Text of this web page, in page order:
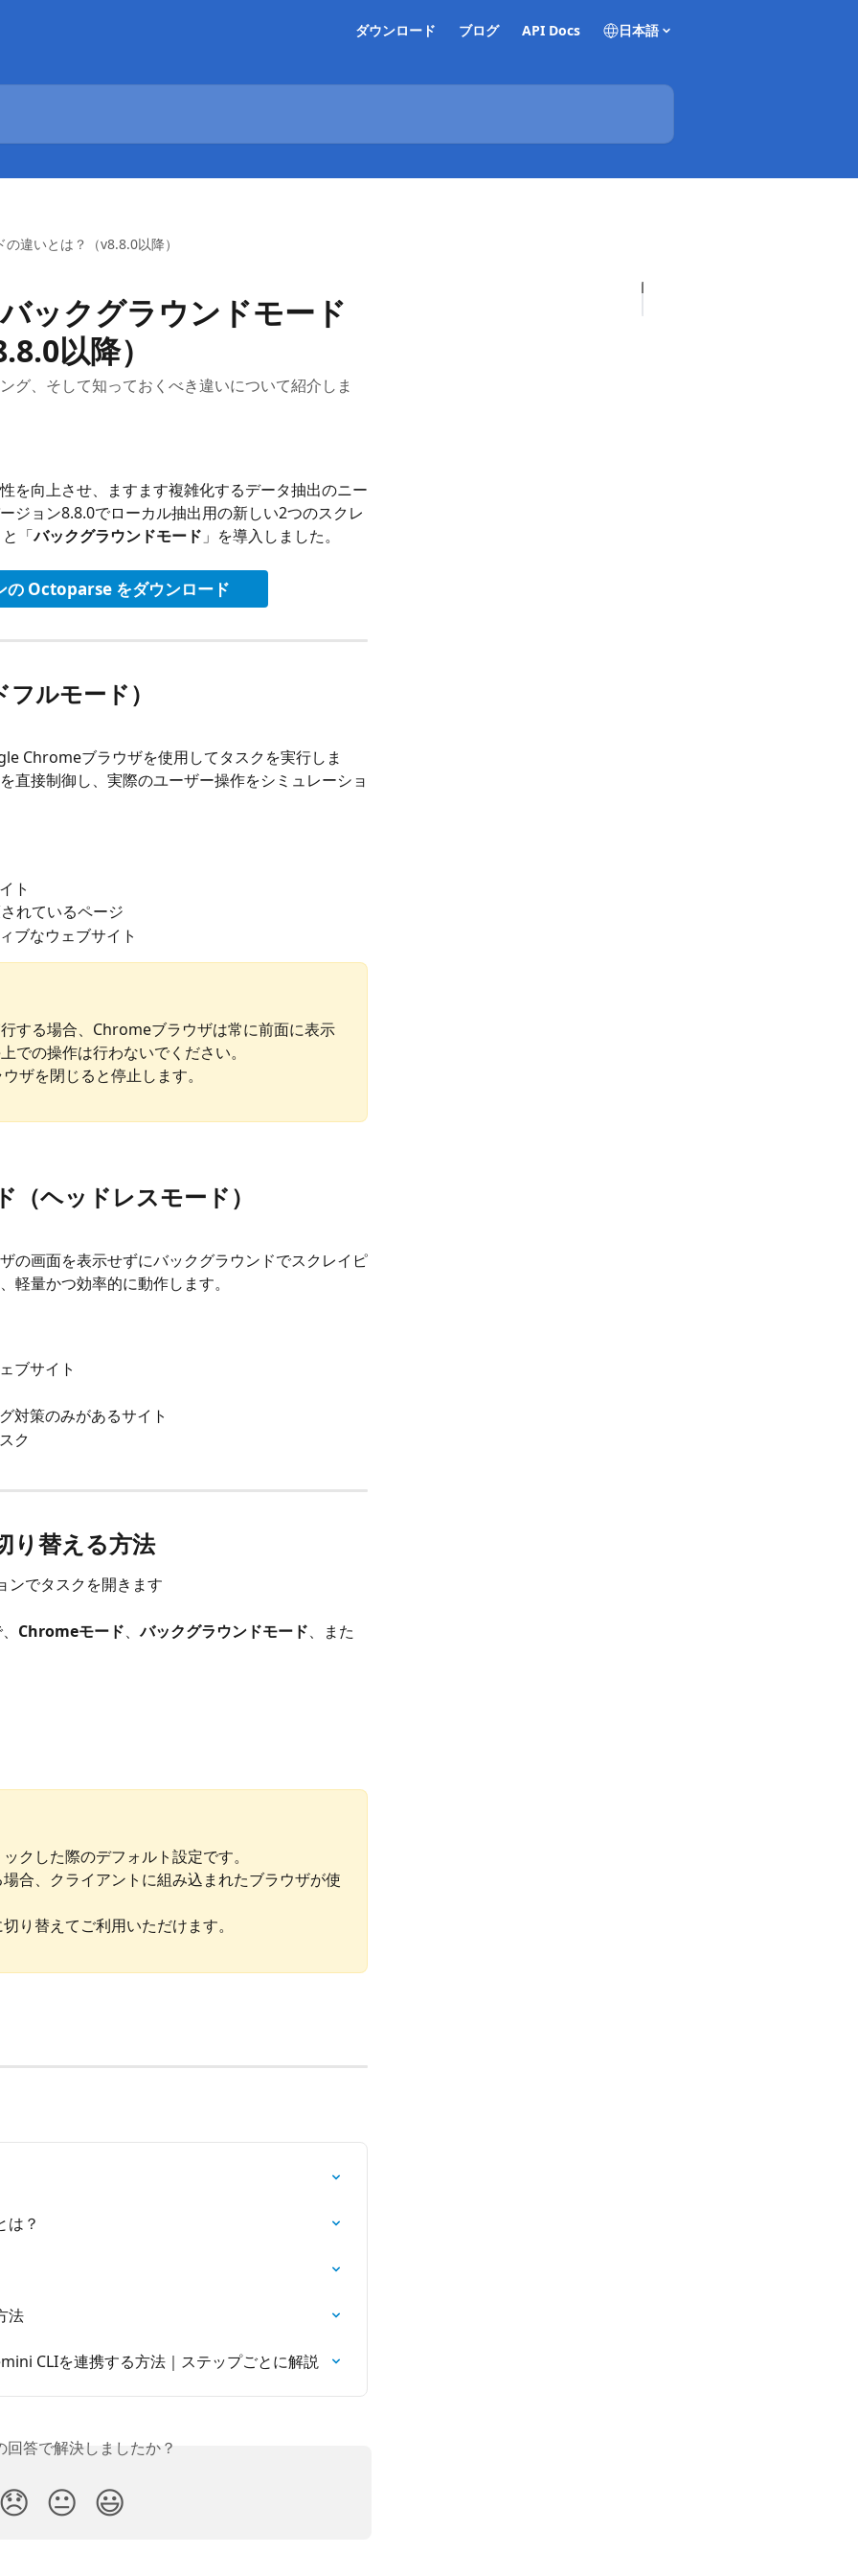
ダウンロード ブログ API Docs 日本語
違いとは？（v8.8.0以降）
ックグラウンドモード
以降）
グ、そして知っておくべき違いについて紹介しま
を向上させ、ますます複雑化するデータ抽出のニー
ジョン8.8.0でローカル抽出用の新しい2つのスクレ
と「バックグラウンドモード 」を導入しました。
の Octoparse をダウンロード
ルモード）
Chromeブラウザを使用してタスクを実行しま
直接制御し、実際のユーザー操作をシミュレーショ
ト
れているページ
ブなウェブサイト
する場合、Chromeブラウザは常に前面に表示
での操作は行わないでください。
ザを閉じると停止します。
（ヘッドレスモード）
の画面を表示せずにバックグラウンドでスクレイピ
軽量かつ効率的に動作します。
ブサイト
対策のみがあるサイト
ク
り替える方法
ンでタスクを開きます
Chromeモード、バックグラウンドモード、また
クした際のデフォルト設定です。
合、クライアントに組み込まれたブラウザが使
り替えてご利用いただけます。
は？
法
CLIを連携する方法｜ステップごとに解説
回答で解決しましたか？
😐 😃